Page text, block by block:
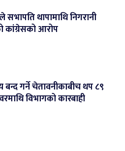
सभापति थापामाथि निगरानी
कांग्रेसको आरोप
बन्द गर्ने चेतावनीकाबीच थप ८९
विभागको कारबाही